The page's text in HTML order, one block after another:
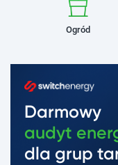
Ogród
Darmowy
audyt
dla grup